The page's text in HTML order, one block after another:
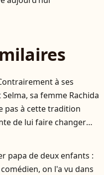
à ses
sa femme Rachida
pas à cette tradition
de lui faire changer
papa de deux enfants :
on l'a vu dans